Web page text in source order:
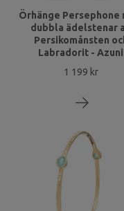
Örhänge Persephone
dubbla ädelstenar
Persikomånsten
Labradorit - Azuni
1 199 kr